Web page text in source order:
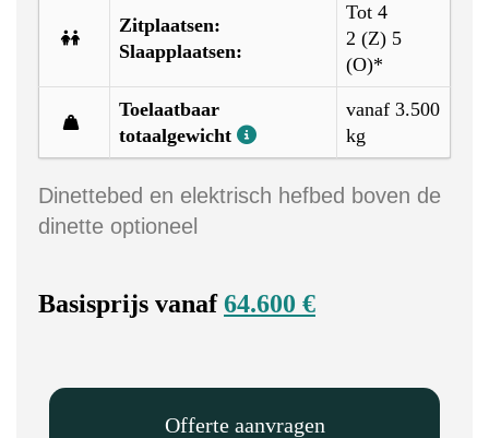
Zitplaatsen:
Slaapplaatsen:
Tot 4
2 (Z) 5
(O)*
Toelaatbaar
totaalgewicht
vanaf 3.500
kg
Dinettebed en elektrisch hefbed boven de
dinette optioneel
Basisprijs vanaf64.600 €
Offerte aanvragen